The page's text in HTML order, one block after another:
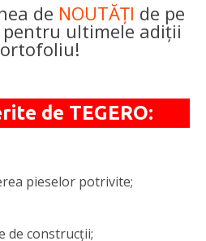
de NOUTĂȚI de pe
pentru ultimele adiții
de TEGERO:
pieselor potrivite;
de construcții;